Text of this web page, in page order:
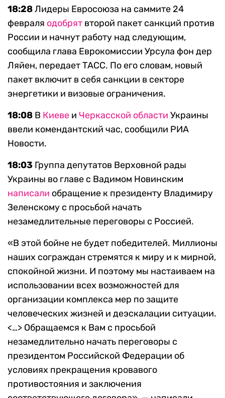
18:28Лидеры Евросоюза на саммите 24
февраля одобрят второй пакет санкций против
России и начнут работу над следующим,
сообщила глава Еврокомиссии Урсула фон дер
Ляйен, передает ТАСС. По его словам, новый
пакет включит в себя санкции в секторе
энергетики и визовые ограничения.
18:08 В Киеве и Черкасской области Украины
ввели комендантский час, сообщили РИА
Новости.
18:03 Группа депутатов Верховной рады
Украины во главе с Вадимом Новинским
написали обращение к президенту Владимиру
Зеленскому с просьбой начать
незамедлительные переговоры с Россией.
«В этой бойне не будет победителей. Миллионы
наших сограждан стремятся к миру и к мирной,
спокойной жизни. И поэтому мы настаиваем на
использовании всех возможностей для
организации комплекса мер по защите
человеческих жизней и деэскалации ситуации.
<…> Обращаемся к Вам с просьбой
незамедлительно начать переговоры с
президентом Российской Федерации об
условиях прекращения кровавого
противостояния и заключения